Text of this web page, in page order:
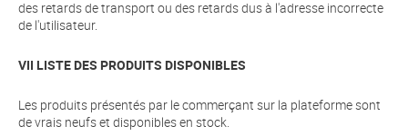
des retards de transport ou des retards dus à l'adresse incorrecte
de l'utilisateur.
VII LISTE DES PRODUITS DISPONIBLES
Les produits présentés par le commerçant sur la plateforme sont
de vrais neufs et disponibles en stock.